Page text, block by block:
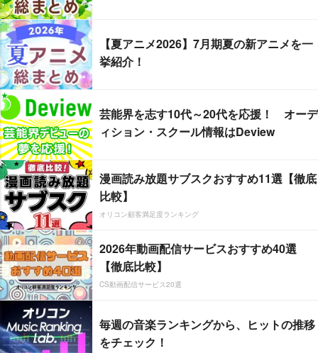
【夏アニメ2026】7月期夏の新アニメを一
挙紹介！
芸能界を志す10代～20代を応援！ オーデ
ィション・スクール情報はDeview
漫画読み放題サブスクおすすめ11選【徹底
比較】
オリコン顧客満足度ランキング
2026年動画配信サービスおすすめ40選
【徹底比較】
CS動画配信サービス20選
毎週の音楽ランキングから、ヒットの推移
をチェック！